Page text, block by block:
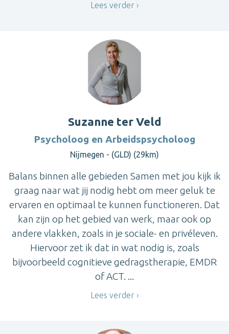
Lees verder
Suzanne ter Veld
Psycholoog en Arbeidspsycholoog
Nijmegen - (GLD) (29km)
Balans binnen alle gebieden Samen met jou kijk ik
graag naar wat jij nodig hebt om meer geluk te
ervaren en optimaal te kunnen functioneren. Dat
kan zijn op het gebied van werk, maar ook op
andere vlakken, zoals in je sociale- en privéleven.
Hiervoor zet ik dat in wat nodig is, zoals
bijvoorbeeld cognitieve gedragstherapie, EMDR
of ACT. ...
Lees verder